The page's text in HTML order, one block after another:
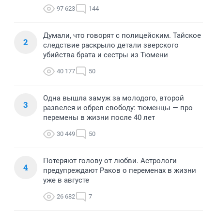
97 623 144
2
Думали, что говорят с полицейским. Тайское
следствие раскрыло детали зверского
убийства брата и сестры из Тюмени
40 177 50
3
Одна вышла замуж за молодого, второй
развелся и обрел свободу: тюменцы — про
перемены в жизни после 40 лет
30 449 50
4
Потеряют голову от любви. Астрологи
предупреждают Раков о переменах в жизни
уже в августе
26 682 7